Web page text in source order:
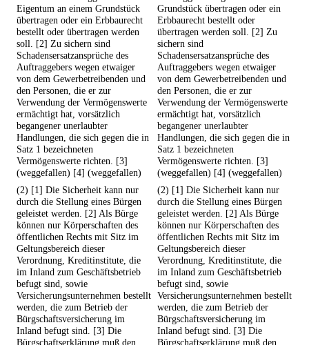
Eigentum an einem Grundstück
übertragen oder ein Erbbaurecht
bestellt oder übertragen werden
soll. [2] Zu sichern sind
Schadensersatzansprüche des
Auftraggebers wegen etwaiger
von dem Gewerbetreibenden und
den Personen, die er zur
Verwendung der Vermögenswerte
ermächtigt hat, vorsätzlich
begangener unerlaubter
Handlungen, die sich gegen die in
Satz 1 bezeichneten
Vermögenswerte richten. [3]
(weggefallen) [4] (weggefallen)
Grundstück übertragen oder ein
Erbbaurecht bestellt oder
übertragen werden soll. [2] Zu
sichern sind
Schadensersatzansprüche des
Auftraggebers wegen etwaiger
von dem Gewerbetreibenden und
den Personen, die er zur
Verwendung der Vermögenswerte
ermächtigt hat, vorsätzlich
begangener unerlaubter
Handlungen, die sich gegen die in
Satz 1 bezeichneten
Vermögenswerte richten. [3]
(weggefallen) [4] (weggefallen)
(2) [1] Die Sicherheit kann nur
durch die Stellung eines Bürgen
geleistet werden. [2] Als Bürge
können nur Körperschaften des
öffentlichen Rechts mit Sitz im
Geltungsbereich dieser
Verordnung, Kreditinstitute, die
im Inland zum Geschäftsbetrieb
befugt sind, sowie
Versicherungsunternehmen bestellt
werden, die zum Betrieb der
Bürgschaftsversicherung im
Inland befugt sind. [3] Die
Bürgschaftserklärung muß den
(2) [1] Die Sicherheit kann nur
durch die Stellung eines Bürgen
geleistet werden. [2] Als Bürge
können nur Körperschaften des
öffentlichen Rechts mit Sitz im
Geltungsbereich dieser
Verordnung, Kreditinstitute, die
im Inland zum Geschäftsbetrieb
befugt sind, sowie
Versicherungsunternehmen bestellt
werden, die zum Betrieb der
Bürgschaftsversicherung im
Inland befugt sind. [3] Die
Bürgschaftserklärung muß den